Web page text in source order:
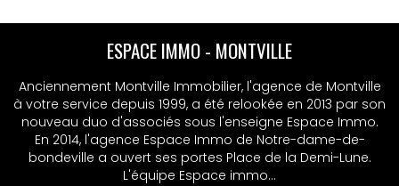
ESPACE IMMO - MSA
Anciennement Montville Immobilier, l'agence de Montville
à votre service depuis 1999, a été relookée en 2013 par son
nouveau duo d'associés sous l'enseigne Espace Immo.
En 2014, l'agence Espace Immo de Notre-dame-de-
bondeville a ouvert ses portes Place de la Demi-Lune.
L'équipe Espace immo...